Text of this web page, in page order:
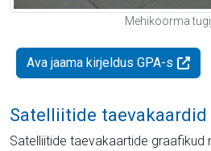
Mehikoorma
Ava jaama kirjeldus GPA-s
Satelliitide taevakaardid
Satelliitide taevakaartide graafikud